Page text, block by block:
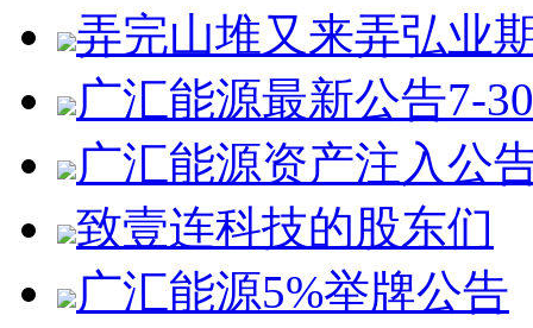
弄完山堆又来弄弘业
广汇能源最新公告7-30
广汇能源资产注入公
致壹连科技的股东们
广汇能源5%举牌公告